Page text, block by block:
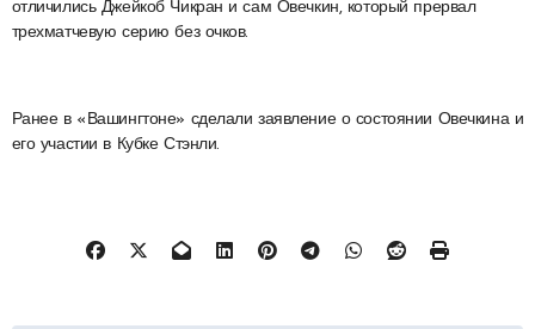
отличились Джейкоб Чикран и сам Овечкин, который прервал
трехматчевую серию без очков.
Ранее в «Вашингтоне» сделали заявление о состоянии Овечкина и
его участии в Кубке Стэнли.